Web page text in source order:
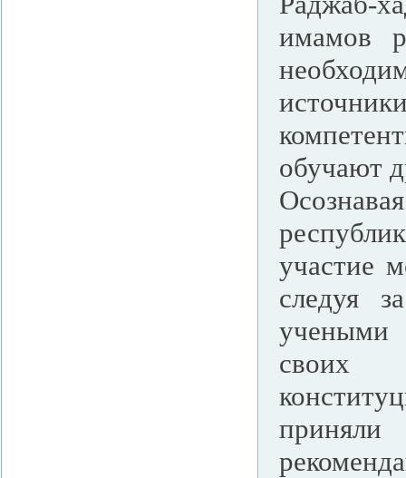
имамов
обучают
участие
следуя
учеными
своих